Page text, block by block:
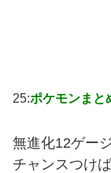
25:ポケモンまと
無進化12ゲー
チャンスつけ